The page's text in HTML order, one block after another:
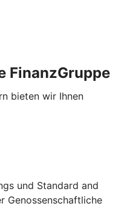
FinanzGruppe
bieten wir Ihnen
und Standard and
Genossenschaftliche